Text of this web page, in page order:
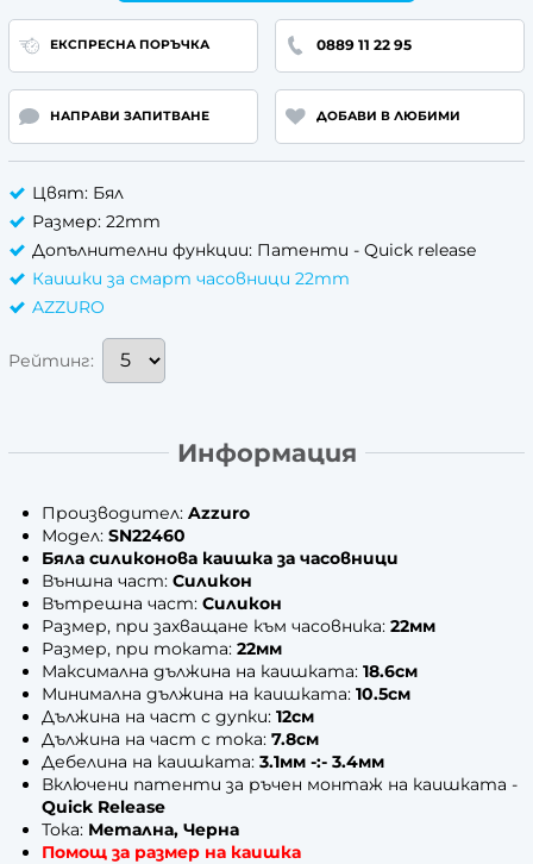
ЕКСПРЕСНА ПОРЪЧКА 0889 11 22 95
НАПРАВИ ЗАПИТВАНЕ ДОБАВИ В ЛЮБИМИ
Цвят: Бял
Размер: 22mm
Допълнителни функции: Патенти - Quick release
Каишки за смарт часовници 22mm
AZZURO
Рейтинг:
Информация
Производител: Azzuro
Модел: SN22460
Бяла силиконова каишка за часовници
Външна част: Силикон
Вътрешна част: Силикон
Размер, при захващане към часовника: 22мм
Размер, при токата: 22мм
Максимална дължина на каишката: 18.6см
Минимална дължина на каишката: 10.5см
Дължина на част с дупки: 12см
Дължина на част с тока: 7.8см
Дебелина на каишката: 3.1мм -:- 3.4мм
Включени патенти за ръчен монтаж на каишката -
Quick Release
Тока: Метална, Черна
Помощ за размер на каишка